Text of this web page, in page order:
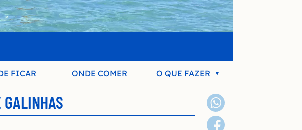
FICAR ONDE COMER O QUE FAZER
GALINHAS